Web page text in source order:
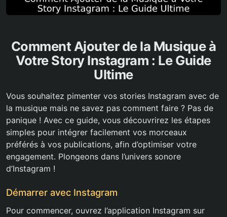
Comment Ajouter de la Musique à
Votre Story Instagram : Le Guide
Ultime
Vous souhaitez pimenter vos stories Instagram avec de
la musique mais ne savez pas comment faire ? Pas de
panique ! Avec ce guide, vous découvrirez les étapes
simples pour intégrer facilement vos morceaux
préférés à vos publications, afin d’optimiser votre
engagement. Plongeons dans l’univers sonore
d’Instagram !
Démarrer avec Instagram
Pour commencer, ouvrez l’application Instagram sur